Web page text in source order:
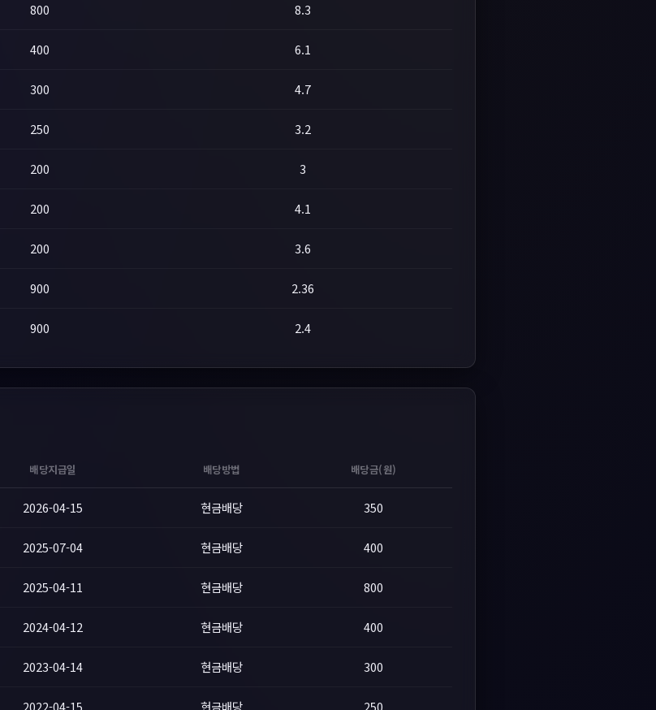
800 8.3
400 6.1
300 4.7
250 3.2
200 3
200 4.1
200 3.6
900 2.36
900 2.4
배당지급일 배당방법 배당금(원)
2026-04-15 현금배당 350
2025-07-04 현금배당 400
2025-04-11 현금배당 800
2024-04-12 현금배당 400
2023-04-14 현금배당 300
2022-04-15 현금배당 250